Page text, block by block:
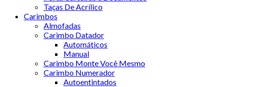
Taças De Acrílico
Carimbos
Almofadas
Carimbo Datador
Automáticos
Manual
Carimbo Monte Você Mesmo
Carimbo Numerador
Autoentintados